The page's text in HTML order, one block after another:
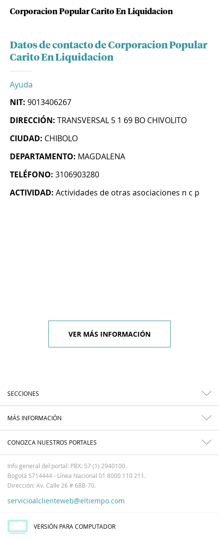
Corporacion Popular Carito En Liquidacion
Datos de contacto de Corporacion Popular
Carito En Liquidacion
Ayuda
NIT: 9013406267
DIRECCIÓN: TRANSVERSAL 5 1 69 BO CHIVOLITO
CIUDAD: CHIBOLO
DEPARTAMENTO: MAGDALENA
TELÉFONO: 3106903280
ACTIVIDAD: Actividades de otras asociaciones n c p
VER MÁS INFORMACIÓN
SECCIONES
MÁS INFORMACIÓN
CONOZCA NUESTROS PORTALES
Info general del portal: PBX: 57 (1) 2940100.
Bogotá 5714444 - Línea Nacional 01 8000 110 211.
Dirección: Av. Calle 26 # 68B-70.
servicioalclienteweb@eltiempo.com
VERSIÓN PARA COMPUTADOR